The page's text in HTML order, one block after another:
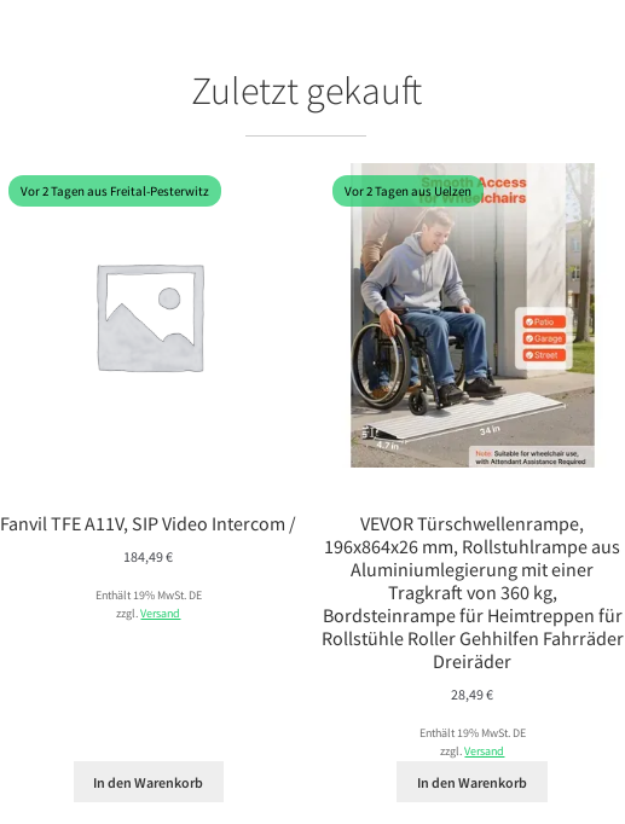
Zuletzt gekauft
Vor 2 Tagen aus Freital-Pesterwitz
Fanvil TFE A11V, SIP Video Intercom /
184,49€
Enthält 19% MwSt. DE
zzgl.Versand
In den Warenkorb
Vor 2 Tagen aus Uelzen
VEVOR Türschwellenrampe,
196x864x26 mm, Rollstuhlrampe aus
Aluminiumlegierung mit einer
Tragkraft von 360 kg,
Bordsteinrampe für Heimtreppen für
Rollstühle Roller Gehhilfen Fahrräder
Dreiräder
28,49€
Enthält 19% MwSt. DE
zzgl.Versand
In den Warenkorb